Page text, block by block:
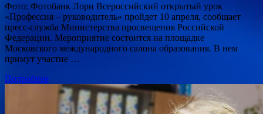
Фото: Фотобанк Лори Всероссийский открытый урок
«Профессия – руководитель» пройдет 10 апреля, сообщает
пресс-служба Министерства просвещения Российской
Федерации. Мероприятие состоится на площадке
Московского международного салона образования. В нем
примут участие …
Подробнее